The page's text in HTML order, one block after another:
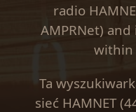
radio
AMPRNet)
within
Ta
sieć HAMNET